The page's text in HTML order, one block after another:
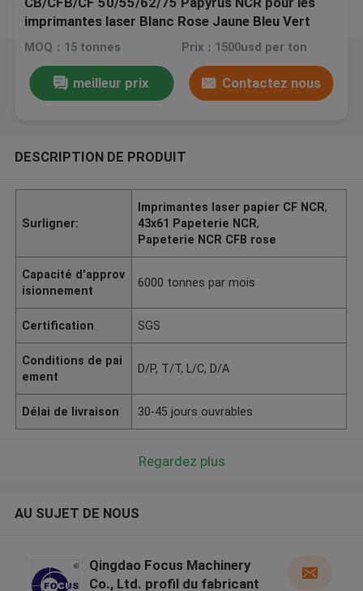
imprimantes laser Blanc Rose Jaune Bleu Vert
43*61
MOQ：15 tonnes Prix：1500usd per ton
meilleur prix Contactez nous
DESCRIPTION DE PRODUIT
Surligner:
Imprimantes laser papier CF NCR,
43x61 Papeterie NCR,
Papeterie NCR CFB rose
Capacité d'approv
isionnement
6000 tonnes par mois
Certification SGS
Conditions de pai
ement
D/P, T/T, L/C, D/A
Délai de livraison 30-45 jours ouvrables
Regardez plus
AU SUJET DE NOUS
Qingdao Focus Machinery
Co., Ltd. profil du fabricant